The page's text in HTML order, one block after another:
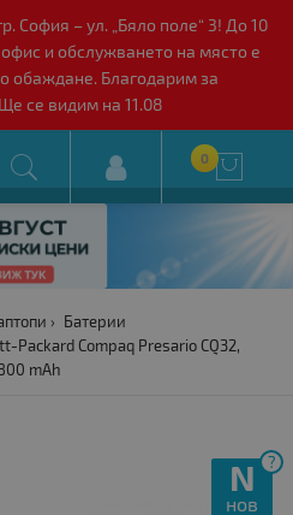
София – ул. „Бяло поле“ 3! До 10
и обслужването на място е
обаждане. Благодарим за
се видим на 11.08
 0 
Батерии
Packard Compaq Presario CQ32,
mAh
?
N
нов